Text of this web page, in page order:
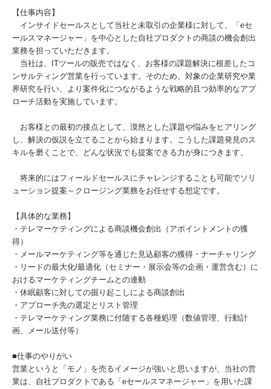
【仕事内容】
インサイドセールスとして当社と未取引の企業様に対して、「eセ
ールスマネージャー」を中心とした自社プロダクトの商談の機会創出
業務を担っていただきます。
当社は、ITツールの販売ではなく、お客様の課題解決に根差したコ
ンサルティング営業を行っています。そのため、対象の企業研究や業
界研究を行い、より案件化につながるような戦略的且つ効率的なアプ
ローチ活動を実施しています。
お客様との最初の接点として、漠然とした課題や悩みをヒアリング
し、解決の仮説を立てることから始まります。こうした課題発見のス
キルを磨くことで、どんな状況でも提案できる力が身につきます。
将来的にはフィールドセールスにチャレンジすることも可能でソリ
ューション提案～クロージング業務をお任せする想定です。
【具体的な業務】
・テレマーケティングによる商談機会創出（アポイントメントの獲
得）
・メールマーケティング等を通じた見込顧客の獲得・ナーチャリング
・リードの最大化/最適化（セミナー・展示会等の企画・運営含む）に
おけるマーケティングチームとの連動
・休眠顧客に対しての掘り起こしによる商談創出
・アプローチ先の選定とリスト管理
・テレマーケティング業務に付随する各種処理（数値管理、行動計
画、メール送付等）
■仕事のやりがい
営業というと「モノ」を売るイメージが強いと思いますが、当社の営
業は、自社プロダクトである「eセールスマネージャー」を用いた課